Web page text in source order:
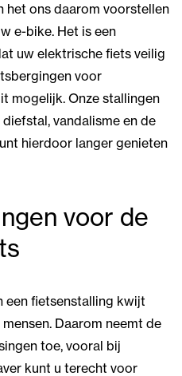
het ons daarom voorstellen
e-bike. Het is een
uw elektrische fiets veilig
voor
mogelijk. Onze stallingen
vandalisme en de
hierdoor langer genieten
voor de
een fietsenstalling kwijt
Daarom neemt de
toe, vooral bij
kunt u terecht voor